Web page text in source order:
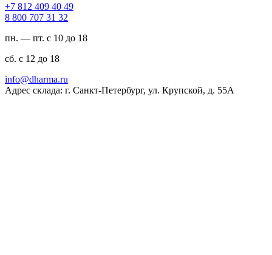
94 04 904 218 7+
23 13 707 008 8
пн. — пт. с 10 до 18
сб. с 12 до 18
ur.amrahd@ofni
Адрес склада: г. Санкт-Петербург, ул. Крупской, д. 55А